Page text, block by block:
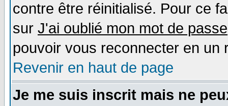
contre être réinitialisé. Pour ce
sur J'ai oublié mon mot de passe
pouvoir vous reconnecter en un
Revenir en haut de page
Je me suis inscrit mais ne